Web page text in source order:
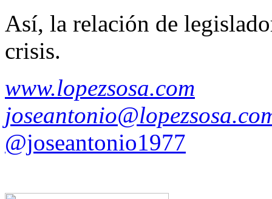
Así, la relación de
crisis.
www.lopezsosa.com
@joseantonio1977